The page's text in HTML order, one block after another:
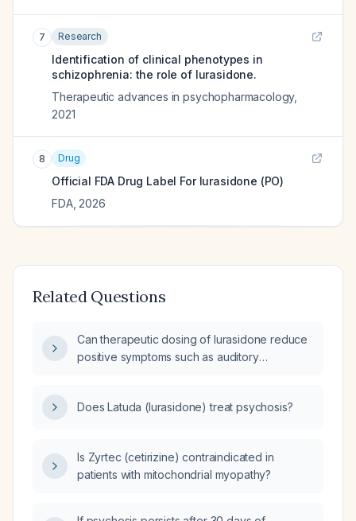
7 Research
Identification of clinical phenotypes in
schizophrenia: the role of lurasidone.
Therapeutic advances in psychopharmacology,
2021
8 Drug
Official FDA Drug Label For lurasidone (PO)
FDA, 2026
Related Questions
Can therapeutic dosing of lurasidone reduce
positive symptoms such as auditory
taking 20 mg nightly?
Does Latuda (lurasidone) treat psychosis?
Is Zyrtec (cetirizine) contraindicated in
patients with mitochondrial myopathy?